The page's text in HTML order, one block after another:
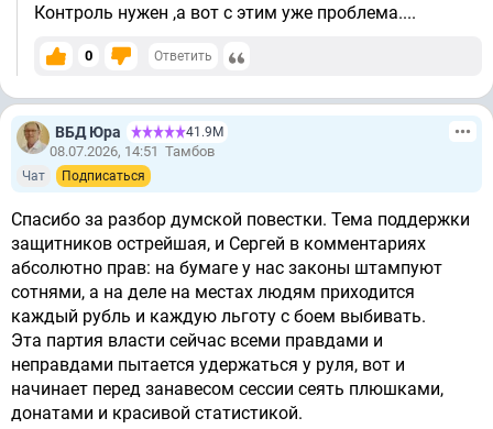
Контроль нужен ,а вот с этим уже проблема....
0 Ответить
ВБД Юра 41.9М
08.07.2026, 14:51 Тамбов
Чат Подписаться
Спасибо за разбор думской повестки. Тема поддержки
защитников острейшая, и Сергей в комментариях
абсолютно прав: на бумаге у нас законы штампуют
сотнями, а на деле на местах людям приходится
каждый рубль и каждую льготу с боем выбивать.
Эта партия власти сейчас всеми правдами и
неправдами пытается удержаться у руля, вот и
начинает перед занавесом сессии сеять плюшками,
донатами и красивой статистикой.